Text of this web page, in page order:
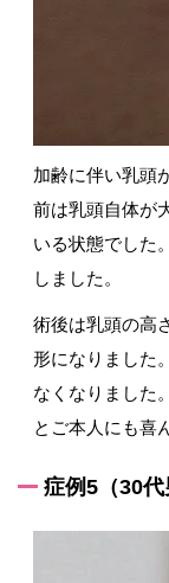
加齢に伴い乳頭
前は乳頭自体が
いる状態でした
しました。
術後は乳頭の高
形になりました
なくなりました
とご本人にも喜
症例5（30代